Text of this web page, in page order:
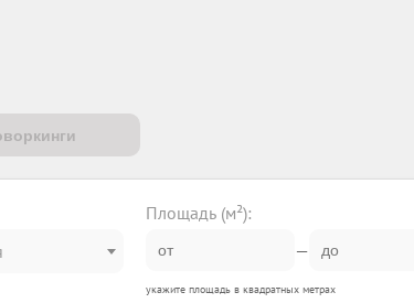
Площадь (м²):
—
укажите площадь в квадратных метрах